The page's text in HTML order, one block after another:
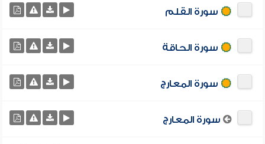
سورة القلم
سورة الحاقة
سورة المعارج
سورة المعارج